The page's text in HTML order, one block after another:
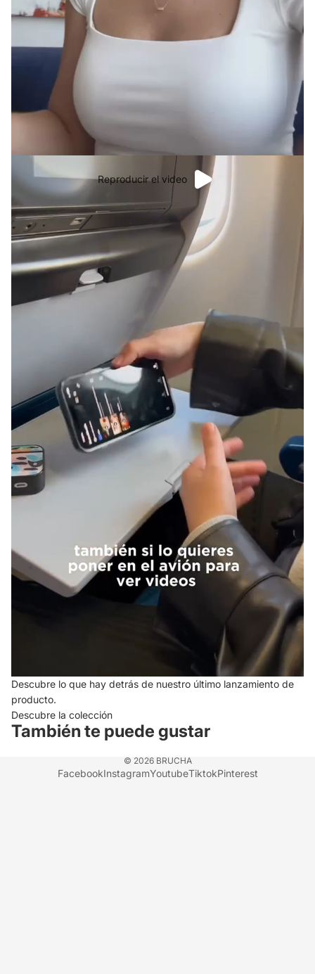
Reproducir el video
Descubre lo que hay detrás de nuestro último lanzamiento de
producto.
Descubre la colección
También te puede gustar
© 2026 BRUCHA
FacebookInstagramYoutubeTiktokPinterest